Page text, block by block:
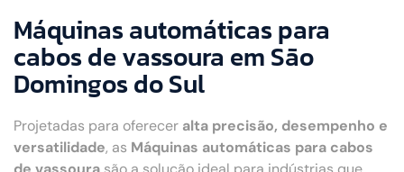
Máquinas automáticas para
cabos de vassoura em São
Domingos do Sul
Projetadas para oferecer alta precisão, desempenho e
versatilidade, as Máquinas automáticas para cabos